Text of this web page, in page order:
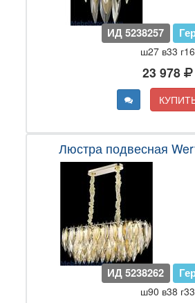
ИД 5238257
ш27 в33 г16
23 978
Люстра подвесная
ИД 5238262
ш90 в38 г33